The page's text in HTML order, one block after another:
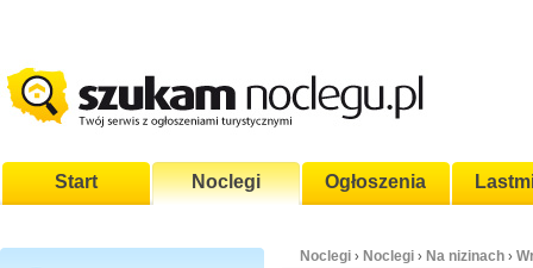
Start Noclegi Ogłoszenia
Noclegi › Noclegi › Na nizinach ›